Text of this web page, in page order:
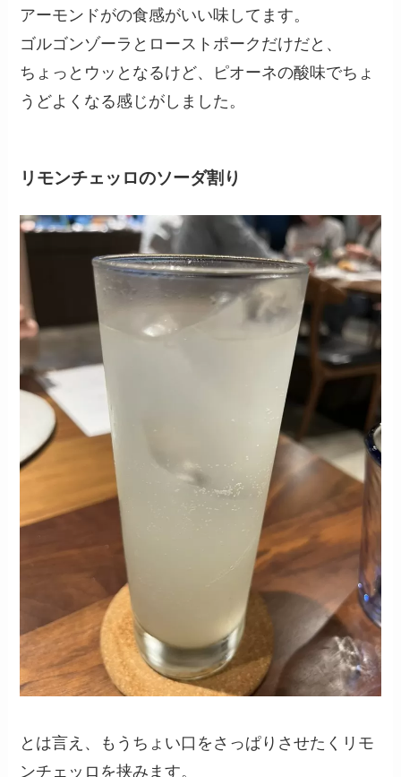
アーモンドがの食感がいい味してます。
ゴルゴンゾーラとローストポークだけだと、
ちょっとウッとなるけど、ピオーネの酸味でちょ
うどよくなる感じがしました。
リモンチェッロのソーダ割り
とは言え、もうちょい口をさっぱりさせたくリモ
ンチェッロを挟みます。